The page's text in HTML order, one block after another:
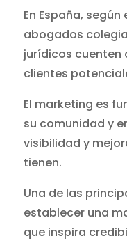
En España, según
abogados
jurídicos cuenten
clientes
El marketing es
su comunidad y
visibilidad y
tienen.
Una de las
establecer una
que inspira